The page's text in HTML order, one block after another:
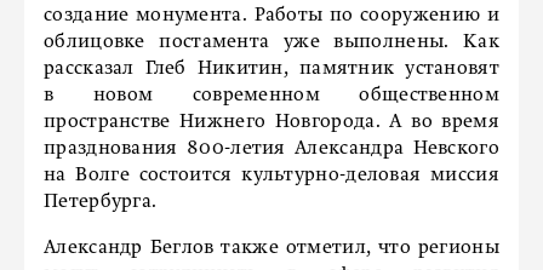
создание монумента. Работы по сооружению и
облицовке постамента уже выполнены. Как
рассказал Глеб Никитин, памятник установят
в новом современном общественном
пространстве Нижнего Новгорода. А во время
празднования 800-летия Александра Невского
на Волге состоится культурно-деловая миссия
Петербурга.
Александр Беглов также отметил, что регионы